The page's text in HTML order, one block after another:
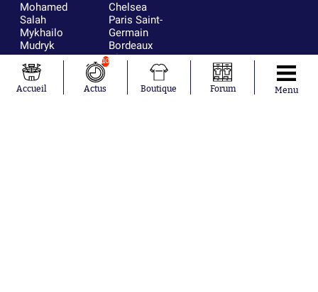
Mohamed
Salah
Mykhailo
Mudryk
Neymar
Khalis Merah
Loïs Openda
Chelsea
Paris Saint-
Germain
Bordeaux
Olympique
Real Madrid
Accueil
10
Actus Boutique Forum Menu